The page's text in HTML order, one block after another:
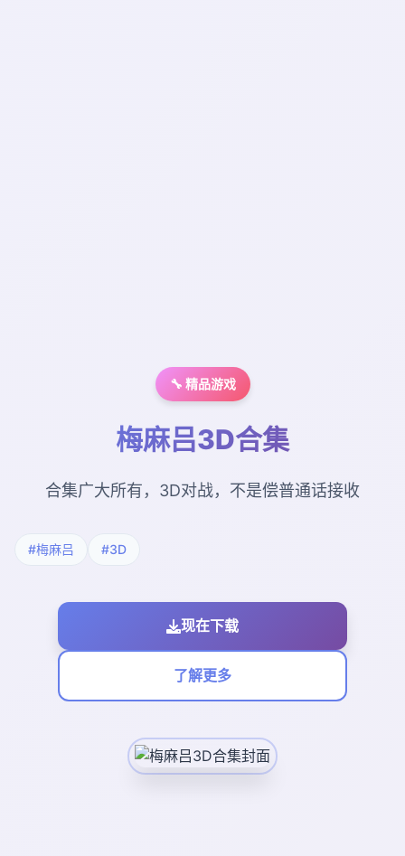
🔧 精品游戏
梅麻吕3D合集
合集广大所有，3D对战，不是偿普通话接收
#梅麻吕 #3D
现在下载
了解更多